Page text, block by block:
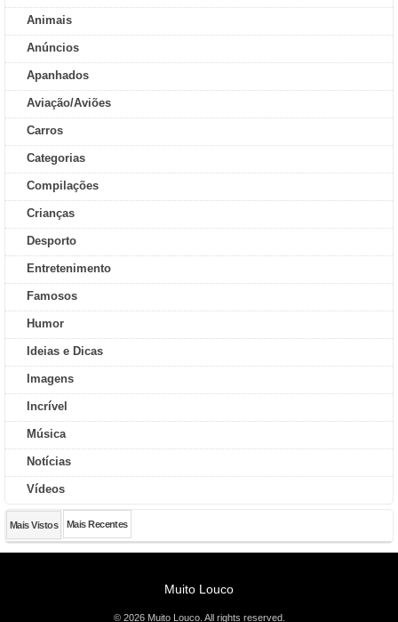
Animais
Anúncios
Apanhados
Aviação/Aviões
Carros
Categorias
Compilações
Crianças
Desporto
Entretenimento
Famosos
Humor
Ideias e Dicas
Imagens
Incrível
Música
Notícias
Vídeos
Mais Vistos Mais Recentes
Muito Louco
© 2026 Muito Louco. All rights reserved.